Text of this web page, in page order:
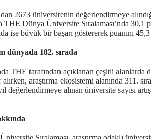
2673 üniversitenin değerlendirmeye
Dünya Üniversite Sıralaması’nda
ise büyük bir başarı göstererek puanını
dünyada 182. sırada
THE tarafından açıklanan çeşitli alanlarda
araştırma ekosistemi alanında 311.
değerlendirmeye alınan üniversite sayısı